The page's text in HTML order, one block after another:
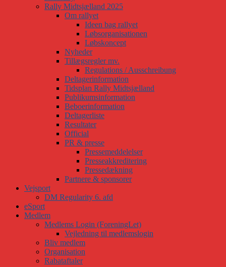
Rally Midtsjælland 2025
Om rallyet
Ideen bag rallyet
Løbsorganisationen
Løbskoncept
Nyheder
Tillægsregler mv.
Regulations / Ausschreibung
Deltagerinformation
Tidsplan Rally Midtsjælland
Publikumsinformation
Beboerinformation
Deltagerliste
Resultater
Official
PR & presse
Pressemeddelelser
Presseakkreditering
Pressedækning
Partnere & sponsorer
Vejsport
DM Regularity 6. afd
eSport
Medlem
Medlems Login (ForeningLet)
Vejledning til medlemslogin
Bliv medlem
Organisation
Rabataftaler